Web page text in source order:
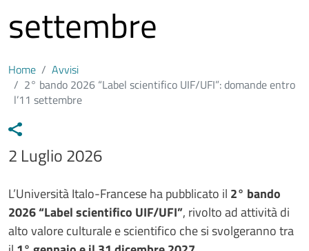
settembre
Home
Avvisi
2° bando 2026 “Label scientifico UIF/UFI”: domande entro
l’11 settembre
Data avviso
2 Luglio 2026
Testo avviso
L’Università Italo-Francese ha pubblicato il 2° bando
2026 “Label scientifico UIF/UFI”, rivolto ad attività di
alto valore culturale e scientifico che si svolgeranno tra